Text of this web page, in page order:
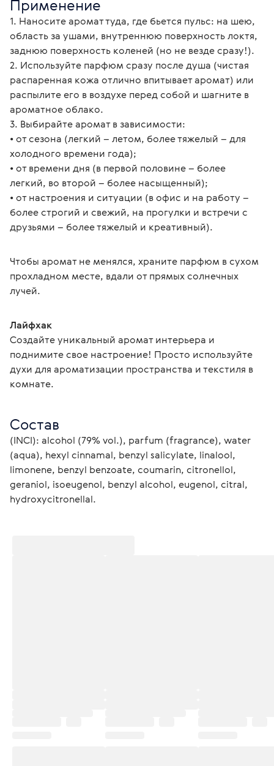
Применение
1. Наносите аромат туда, где бьется пульс: на шею,
область за ушами, внутреннюю поверхность локтя,
заднюю поверхность коленей (но не везде сразу!).
2. Используйте парфюм сразу после душа (чистая
распаренная кожа отлично впитывает аромат) или
распылите его в воздухе перед собой и шагните в
ароматное облако.
3. Выбирайте аромат в зависимости:
• от сезона (легкий – летом, более тяжелый – для
холодного времени года);
• от времени дня (в первой половине – более
легкий, во второй – более насыщенный);
• от настроения и ситуации (в офис и на работу –
более строгий и свежий, на прогулки и встречи с
друзьями – более тяжелый и креативный).
Чтобы аромат не менялся, храните парфюм в сухом
прохладном месте, вдали от прямых солнечных
лучей.
Лайфхак
Создайте уникальный аромат интерьера и
поднимите свое настроение! Просто используйте
духи для ароматизации пространства и текстиля в
комнате.
Состав
(INCI): alcohol (79% vol.), parfum (fragrance), water
(aqua), hexyl cinnamal, benzyl salicylate, linalool,
limonene, benzyl benzoate, coumarin, citronellol,
geraniol, isoeugenol, benzyl alcohol, eugenol, citral,
hydroxycitronellal.